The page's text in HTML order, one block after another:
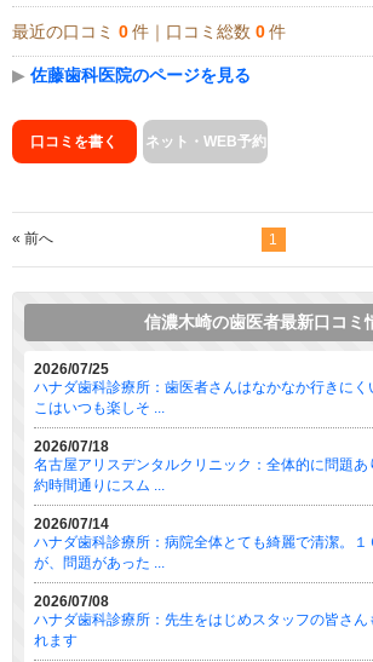
最近の口コミ 0 件｜口コミ総数 0 件
▶ 佐藤歯科医院のページを見る
口コミを書く ネット・WEB予約
« 前へ 1
信濃木崎の歯医者最新口コミ
2026/07/25
ハナダ歯科診療所：歯医者さんはなかなか行きにく
こはいつも楽しそ ...
2026/07/18
名古屋アリスデンタルクリニック：全体的に問題
約時間通りにスム ...
2026/07/14
ハナダ歯科診療所：病院全体とても綺麗で清潔。
が、問題があった ...
2026/07/08
ハナダ歯科診療所：先生をはじめスタッフの皆さん
れます